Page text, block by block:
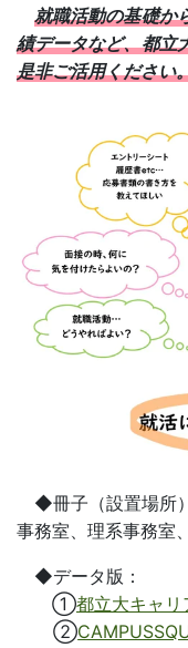
就職活動の基礎か
績データなど、都立
是非ご活用ください
◆冊子（設置場所
事務室、理系事務室
◆データ版：
①都立大キャリ
②